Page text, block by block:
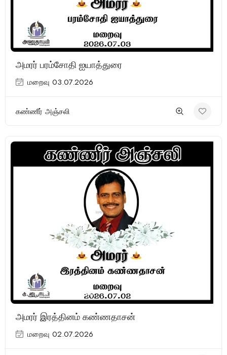
அமரர் பரம்சோதி ஐயாத்துரை
மறைவு 03.07.2026
கண்ணீர் அஞ்சலி
(1 Review)
அமரர் இரத்தினம் கண்ணதாசன்
மறைவு 02.07.2026